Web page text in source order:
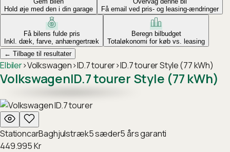
Hold øje med den i din garage
Få email ved pris- og leasing-ændringer
Få bilens fulde pris
Inkl. dæk, farve, anhængertræk
Beregn bilbudget
Totaløkonomi for køb vs. leasing
← Tilbage til resultater
Elbiler›Volkswagen›ID.7 tourer›ID.7 tourer Style (77 kWh)
VolkswagenID.7 tourer Style (77 kWh)
StationcarBaghjulstræk5sæder5års garanti
449.995Kr